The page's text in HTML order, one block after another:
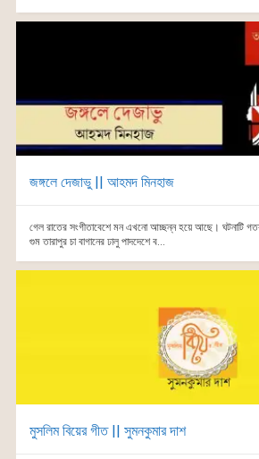
জঙ্গলে দেজাভু || আহমদ মিনহাজ
গেল রাতের সংগীতাবেশে মন এখনো আচ্ছন্ন হয়ে আছে। ঘটনাটি
গুম তারাপুর চা বাগানের ঢালু পাদদেশে ব...
মুসলিম বিয়ের গীত || সুমনকুমার দাশ